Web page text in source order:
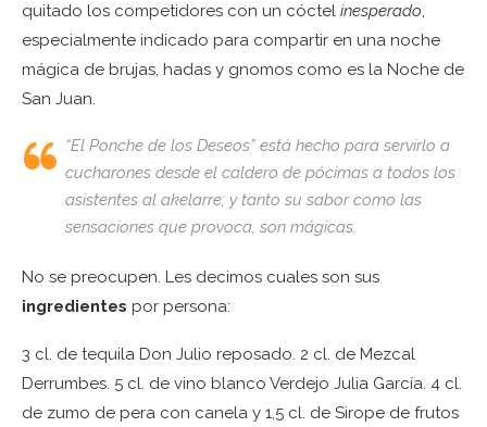
quitado los competidores con un cóctel inesperado,
especialmente indicado para compartir en una noche
mágica de brujas, hadas y gnomos como es la Noche de
San Juan.
“El Ponche de los Deseos” está hecho para servirlo a
cucharones desde el caldero de pócimas a todos los
asistentes al akelarre; y tanto su sabor como las
sensaciones que provoca, son mágicas.
No se preocupen. Les decimos cuales son sus
ingredientes por persona:
3 cl. de tequila Don Julio reposado. 2 cl. de Mezcal
Derrumbes. 5 cl. de vino blanco Verdejo Julia García. 4 cl.
de zumo de pera con canela y 1,5 cl. de Sirope de frutos